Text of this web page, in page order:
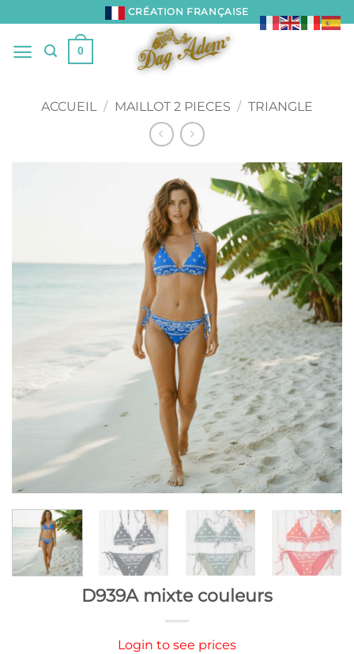
au
contenu
CRÉATION FRANÇAISE
0
ACCUEIL / MAILLOT 2 PIECES / TRIANGLE
D939A mixte couleurs
Login to see prices